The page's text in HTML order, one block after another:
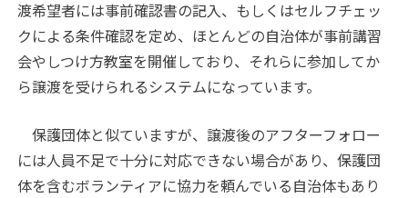
渡希望者には事前確認書の記入、もしくはセルフチェッ
クによる条件確認を定め、ほとんどの自治体が事前講習
会やしつけ方教室を開催しており、それらに参加してか
ら譲渡を受けられるシステムになっています。
保護団体と似ていますが、譲渡後のアフターフォロー
には人員不足で十分に対応できない場合があり、保護団
体を含むボランティアに協力を頼んでいる自治体もあり